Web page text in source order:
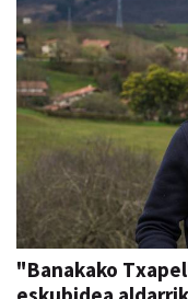
"Banakako